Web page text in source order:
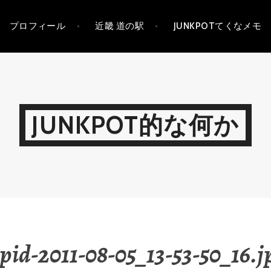
プロフィール 近畿 道の駅 JUNKPOTてくなメモ
JUNKPOT的な何か
2011-08-05_13-53-